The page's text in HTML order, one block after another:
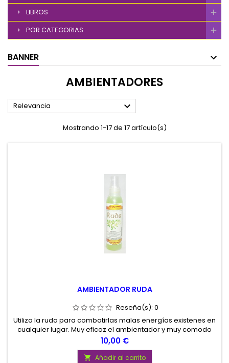
LIBROS
POR CATEGORIAS
BANNER
AMBIENTADORES
Relevancia 
Mostrando 1-17 de 17 artículo(s)
AMBIENTADOR RUDA
Reseña(s): 0
Utiliza la ruda para combatirlas malas energías existenes en
cualquier lugar. Muy eficaz el ambientador y muy comodo
para eliminar las malas vibraciones. No te arrepentirás de
comprar este producto. Muy recomendado por El Secreto
del Tarot
Precio
10,00 €
 Añadir al carrito